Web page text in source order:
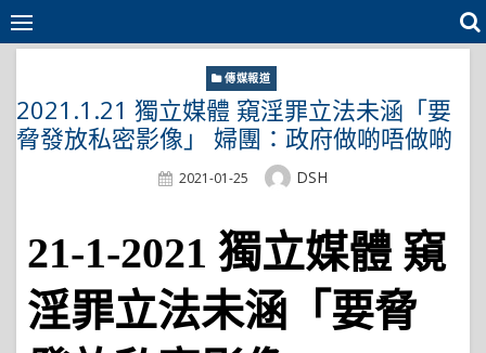
Skip
to
傳媒報道
2021.1.21 獨立媒體 窺淫罪立法未涵「要
脅發放私密影像」 婦團：政府做啲唔做啲
Posted
2021-01-25 Author
DSH
21-1-2021 獨立媒體 窺
淫罪立法未涵「要脅